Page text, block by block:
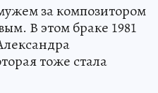
за композитором
В этом браке 1981
тоже стала